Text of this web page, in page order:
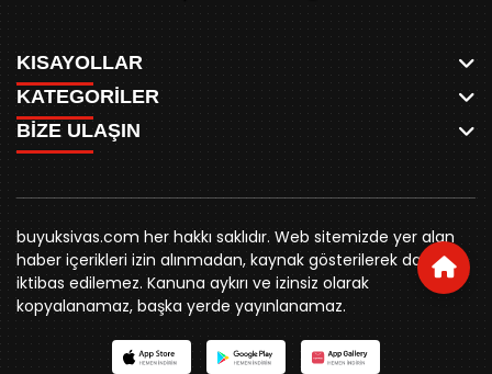
KISAYOLLAR
ANASAYFA
AKSU CANLI
MEYDAN CANLI
MEDRESELER CANLI
MERAKÜM CANLI
YUKARI TEKKE CANLI
KURUMSAL KİMLİK
REKLAM FİYATLARI
BİZE ULAŞIN
KÜNYE
RESMİ İLANLAR
KATEGORİLER
WHATSAPP
SPOR
SİYASET
BELEDİYE
SİVAS VALİLİĞİ
ÜNİVERSİTE
KURUMLAR
STK
YORUM
İLÇELER
BİZE ULAŞIN
0346 221 00 60
buyuksivashaber@gmail.com
Örtülüpınar Mah. İnönü Bulvarı Özkahya Apt. Kat:3 D:7
Sivas
buyuksivas.com her hakkı saklıdır. Web sitemizde yer alan
haber içerikleri izin alınmadan, kaynak gösterilerek dahi
iktibas edilemez. Kanuna aykırı ve izinsiz olarak
kopyalanamaz, başka yerde yayınlanamaz.